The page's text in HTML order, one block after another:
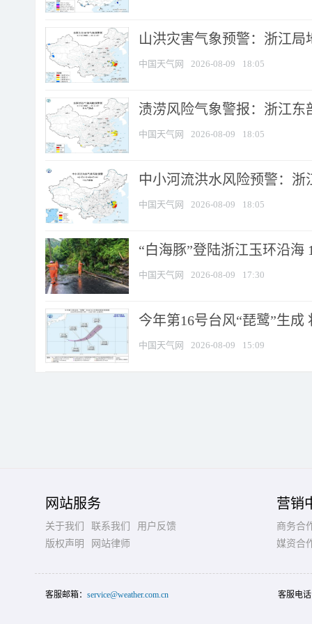
山洪灾害气象预警：浙江
中国天气网 2026-08-09 18:05
渍涝风险气象警报：浙江
中国天气网 2026-08-09 18:05
中小河流洪水风险预警：
中国天气网 2026-08-09 18:05
“白海豚”登陆浙江玉环沿海
中国天气网 2026-08-09 17:30
今年第16号台风“琵鹭”生
中国天气网 2026-08-09 15:09
网站服务
关于我们 联系我们
用户反馈
版权声明
网站律师
营销
商务合
媒资合
客服邮箱： service@weather.com.cn 客服电